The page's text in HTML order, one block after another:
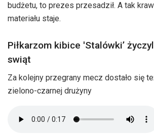
budżetu, to prezes przesadził. A tak
materiału staje.
Piłkarzom kibice 'Stalówki’
swiąt
Za kolejny przegrany mecz dostało się
zielono-czarnej drużyny